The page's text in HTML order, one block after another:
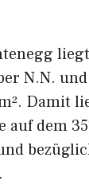
N.N.
Damit
auf dem